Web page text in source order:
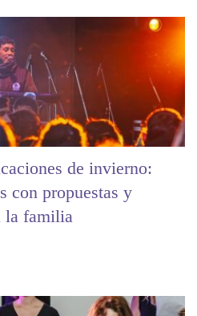
de invierno:
con propuestas y
la familia